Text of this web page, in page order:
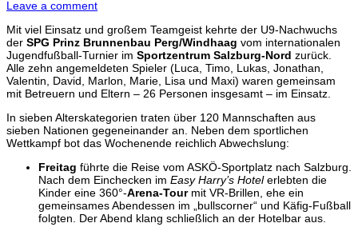
Leave a comment
Mit viel Einsatz und großem Teamgeist kehrte der U9-Nachwuchs
der SPG Prinz Brunnenbau Perg/Windhaag vom internationalen
Jugendfußball-Turnier im Sportzentrum Salzburg-Nord zurück.
Alle zehn angemeldeten Spieler (Luca, Timo, Lukas, Jonathan,
Valentin, David, Marlon, Marie, Lisa und Maxi) waren gemeinsam
mit Betreuern und Eltern – 26 Personen insgesamt – im Einsatz.
In sieben Alterskategorien traten über 120 Mannschaften aus
sieben Nationen gegeneinander an. Neben dem sportlichen
Wettkampf bot das Wochenende reichlich Abwechslung:
Freitag führte die Reise vom ASKÖ-Sportplatz nach Salzburg.
Nach dem Einchecken im Easy Harry’s Hotelerlebten die
Kinder eine 360°-Arena-Tourmit VR-Brillen, ehe ein
gemeinsames Abendessen im „bullscorner“ und Käfig-Fußball
folgten. Der Abend klang schließlich an der Hotelbar aus.